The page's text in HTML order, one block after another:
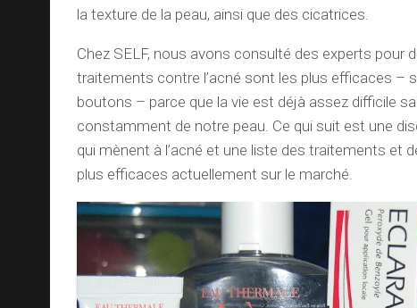
la texture de la peau, ainsi que des cicatrices.
Chez SELF, nous avons consulté des experts pour
traitements contre l’acné sont les plus efficaces –
boutons – parce que la vie est déjà assez difficile
constamment de notre peau. Ce qui suit est une
qui mènent à l’acné et une liste des traitements et
plus efficaces actuellement sur le marché.